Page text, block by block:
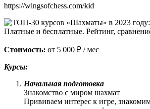
https://wingsofchess.com/kid
Стоимость: от 5 000 ₽ / мес
Курсы:
Начальная подготовка
Знакомство с миром шахмат
Прививаем интерес к игре,